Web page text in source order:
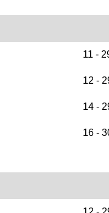
11 -
12 -
14 -
16 -